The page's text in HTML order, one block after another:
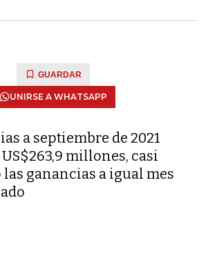
GUARDAR
UNIRSE A WHATSAPP
a septiembre de 2021
millones, casi
ganancias a igual mes